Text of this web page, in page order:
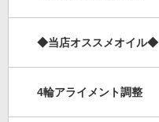
◆当店オススメオイル◆
4輪アライメント調整